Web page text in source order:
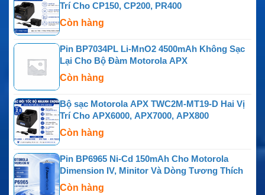
Trí Cho CP150, CP200, PR400
Còn hàng
Pin BP7034PL Li-MnO2 4500mAh Không Sạc
Lại Cho Bộ Đàm Motorola APX
Còn hàng
Bộ sạc Motorola APX TWC2M-MT19-D Hai Vị
Trí Cho APX6000, APX7000, APX800
Còn hàng
Pin BP6965 Ni-Cd 150mAh Cho Motorola
Dimension IV, Minitor Và Dòng Tương Thích
Còn hàng